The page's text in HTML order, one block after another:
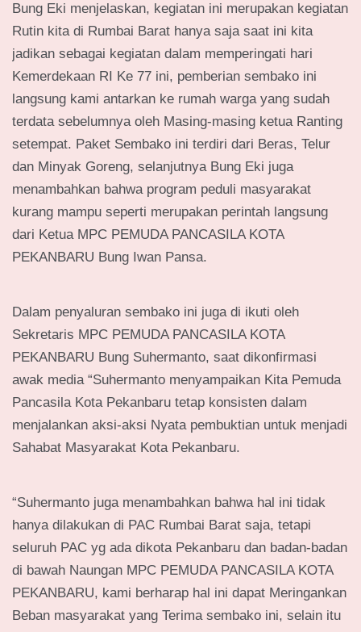
Bung Eki menjelaskan, kegiatan ini merupakan kegiatan
Rutin kita di Rumbai Barat hanya saja saat ini kita
jadikan sebagai kegiatan dalam memperingati hari
Kemerdekaan RI Ke 77 ini, pemberian sembako ini
langsung kami antarkan ke rumah warga yang sudah
terdata sebelumnya oleh Masing-masing ketua Ranting
setempat. Paket Sembako ini terdiri dari Beras, Telur
dan Minyak Goreng, selanjutnya Bung Eki juga
menambahkan bahwa program peduli masyarakat
kurang mampu seperti merupakan perintah langsung
dari Ketua MPC PEMUDA PANCASILA KOTA
PEKANBARU Bung Iwan Pansa.
Dalam penyaluran sembako ini juga di ikuti oleh
Sekretaris MPC PEMUDA PANCASILA KOTA
PEKANBARU Bung Suhermanto, saat dikonfirmasi
awak media “Suhermanto menyampaikan Kita Pemuda
Pancasila Kota Pekanbaru tetap konsisten dalam
menjalankan aksi-aksi Nyata pembuktian untuk menjadi
Sahabat Masyarakat Kota Pekanbaru.
“Suhermanto juga menambahkan bahwa hal ini tidak
hanya dilakukan di PAC Rumbai Barat saja, tetapi
seluruh PAC yg ada dikota Pekanbaru dan badan-badan
di bawah Naungan MPC PEMUDA PANCASILA KOTA
PEKANBARU, kami berharap hal ini dapat Meringankan
Beban masyarakat yang Terima sembako ini, selain itu